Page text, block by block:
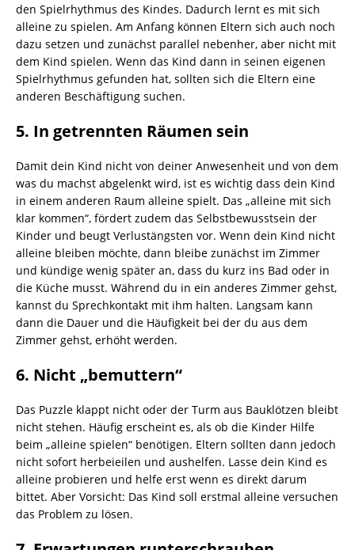
den Spielrhythmus des Kindes. Dadurch lernt es mit sich
alleine zu spielen. Am Anfang können Eltern sich auch noch
dazu setzen und zunächst parallel nebenher, aber nicht mit
dem Kind spielen. Wenn das Kind dann in seinen eigenen
Spielrhythmus gefunden hat, sollten sich die Eltern eine
anderen Beschäftigung suchen.
5. In getrennten Räumen sein
Damit dein Kind nicht von deiner Anwesenheit und von dem
was du machst abgelenkt wird, ist es wichtig dass dein Kind
in einem anderen Raum alleine spielt. Das „alleine mit sich
klar kommen“, fördert zudem das Selbstbewusstsein der
Kinder und beugt Verlustängsten vor. Wenn dein Kind nicht
alleine bleiben möchte, dann bleibe zunächst im Zimmer
und kündige wenig später an, dass du kurz ins Bad oder in
die Küche musst. Während du in ein anderes Zimmer gehst,
kannst du Sprechkontakt mit ihm halten. Langsam kann
dann die Dauer und die Häufigkeit bei der du aus dem
Zimmer gehst, erhöht werden.
6. Nicht „bemuttern“
Das Puzzle klappt nicht oder der Turm aus Bauklötzen bleibt
nicht stehen. Häufig erscheint es, als ob die Kinder Hilfe
beim „alleine spielen“ benötigen. Eltern sollten dann jedoch
nicht sofort herbeieilen und aushelfen. Lasse dein Kind es
alleine probieren und helfe erst wenn es direkt darum
bittet. Aber Vorsicht: Das Kind soll erstmal alleine versuchen
das Problem zu lösen.